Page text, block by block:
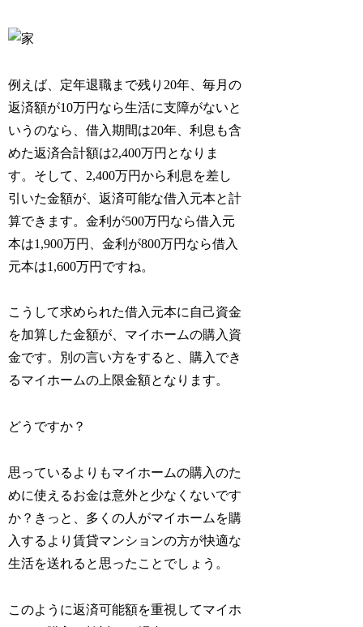
例えば、定年退職まで残り20年、毎月の
返済額が10万円なら生活に支障がないと
いうのなら、借入期間は20年、利息も含
めた返済合計額は2,400万円となりま
す。そして、2,400万円から利息を差し
引いた金額が、返済可能な借入元本と計
算できます。金利が500万円なら借入元
本は1,900万円、金利が800万円なら借入
元本は1,600万円ですね。
こうして求められた借入元本に自己資金
を加算した金額が、マイホームの購入資
金です。別の言い方をすると、購入でき
るマイホームの上限金額となります。
どうですか？
思っているよりもマイホームの購入のた
めに使えるお金は意外と少なくないです
か？きっと、多くの人がマイホームを購
入するより賃貸マンションの方が快適な
生活を送れると思ったことでしょう。
このように返済可能額を重視してマイホ